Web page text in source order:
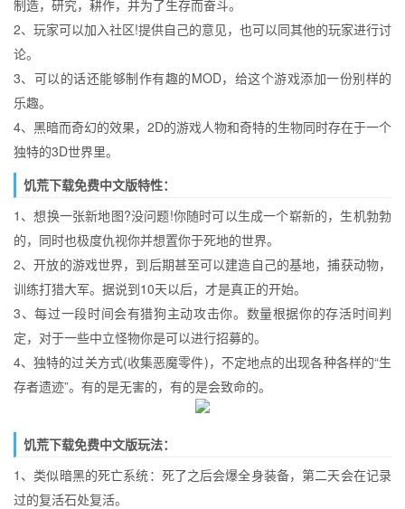
制造，研究，耕作，并为了生存而奋斗。
2、玩家可以加入社区!提供自己的意见，也可以同其他的玩家进行讨
论。
3、可以的话还能够制作有趣的MOD，给这个游戏添加一份别样的
乐趣。
4、黑暗而奇幻的效果，2D的游戏人物和奇特的生物同时存在于一个
独特的3D世界里。
饥荒下载免费中文版特性：
1、想换一张新地图?没问题!你随时可以生成一个崭新的，生机勃勃
的，同时也极度仇视你并想置你于死地的世界。
2、开放的游戏世界，到后期甚至可以建造自己的基地，捕获动物，
训练打猎大军。据说到10天以后，才是真正的开始。
3、每过一段时间会有猎狗主动攻击你。数量根据你的存活时间判
定，对于一些中立怪物你是可以进行招募的。
4、独特的过关方式(收集恶魔零件)，不定地点的出现各种各样的“生
存者遗迹”。有的是无害的，有的是会致命的。
饥荒下载免费中文版玩法：
1、类似暗黑的死亡系统：死了之后会爆全身装备，第二天会在记录
过的复活石处复活。